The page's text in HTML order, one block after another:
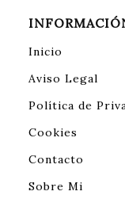
Inicio
Aviso Legal
Política de
Cookies
Contacto
Sobre Mi